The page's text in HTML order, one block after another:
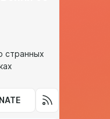
странных